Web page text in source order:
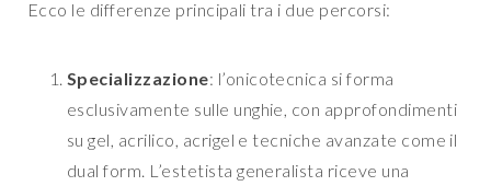
Ecco le differenze principali tra i due percorsi:
Specializzazione: l’onicotecnica si forma
esclusivamente sulle unghie, con approfondimenti
su gel, acrilico, acrigel e tecniche avanzate come il
dual form. L’estetista generalista riceve una